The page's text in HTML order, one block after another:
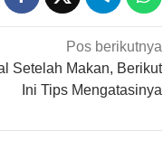
Pos berikutnya
Setelah Makan, Berikut
Ini Tips Mengatasinya